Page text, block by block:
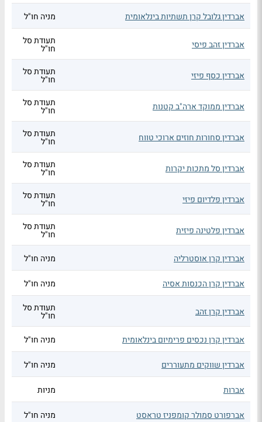
אברדין גלובל קרן תשתיות בינלאומית מניה חו"ל
אברדין זהב פיסי תעודת סל
חו"ל
אברדין כסף פיזי תעודת סל
חו"ל
אברדין ממוקד ארה"ב קטנות תעודת סל
חו"ל
אברדין סחורות חוזים ארוכי טווח תעודת סל
חו"ל
אברדין סל מתכות יקרות תעודת סל
חו"ל
אברדין פלדיום פיזי תעודת סל
חו"ל
אברדין פלטינה פיזית תעודת סל
חו"ל
אברדין קרן אוסטרליה
מניה חו"ל
אברדין קרן הכנסות אסיה מניה חו"ל
אברדין קרן זהב תעודת סל
חו"ל
אברדין קרן נכסים פרימיום בינלאומית
מניה חו"ל
אברדין שווקים מתעוררים מניה חו"ל
אברות מניות
אברפורט סמולר קומפניז טראסט מניה חו"ל